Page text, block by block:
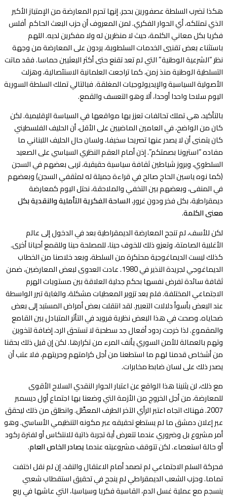
هكذا تضرب السلطة عصفورين بحجر. إنها تحرم المعارضة من الإمتياز الأكبر
الذي تمتلكه، أي الحوار الفكري. لمن المعروف أن حزب البعث الحاكم أفلس
فكريا بكل معاني الكلمة، حيث لا منظرين له ولا مفكرين لديه. اللهم
باستثناء بعض تقنيي الخدمات السلطوية، يردون على المعارضة من وجهة
نظر “الشرعية الوطنية” التي لم تعد تقنع حتى أكثر البعثيين حماسا. فقد ماتت
التسلطية الوطنية منذ زمن، كما تراجعت العلمانية الاستئصالية، وهزلت
الأصولية السياسية والإيديولوجيات المغلقة. فبالتالي تملك السلطة السورية
اليوم سلاحا واحدا أوحدا، ألا وهو التعسف والقمع.
بالتأكيد، هي تملك تحالفات تعزز بها مواقعها في السياسة الإقليمية. لكن
كان من الواضح، في العامين الماضيين على الأقل، أن الحليف الفلسطيني
كان يتمنى أن لا يصدر عنها تصريحا سخيفا، ولسان حال الحليف اللبناني ما
مفاده “استرونا بصمتكم”. إذن أمام العقم النظري السياسي على الصعيد
السلطوي، وبروز شياطين ثقافة سياسية حقيقية، تربى بعضهم في السجن
(كما نوه ياسين الحاج صالح في قراءة جميلة له لمثقفي السجن) وبعضهم
في المنفى، وبعضهم بين التخفي والملاحقة، نحتل اليوم كمعارضة
ديمقراطية، بكل فخر ودون غرور،الساحة الفكرية التأملية والنقدية بكل
معنى الكلمة.
لكن للأسف، لم تنجح المعارضة الديمقراطية بعد في الدخول إلى عالم
الأغلبية الصامتة، وتعزو ذلك للخوف حينا، للمصلحة حينا وللقمع أحيانا أخرى.
كذلك ليست الديماغوجية محتكرة من السلطة، وبعد خلاصنا من الخطاب
الديماغوجي لجريدة النذير في 1980. عادت العدوى لبعض المعارضين، ضمن
ثقافة سائدة تفرض نفسها بحكم جدلية العلاقة بين مستويات الهرم
الاجتماعي المختلفة. فلم يعد تزوير المعطيات مشكلة، والغاية تبرر الواسطة
عند البعض بأسوأ دلالات التعبير. لقد انتقلت بعض أمراض المستبد إلى بعض
ضحاياه. وصحت في هذا البعض نظرية فرويد في التأثر المتبادل بين القامع
والمقموع. لذا خرجت ردود أفعال جد سطحية لا تستحق الرد، إضافة لتخوين
وتهم بالعمالة للأمن السوري يأنف المرء من تكرارها. لكن إن قيل ذلك بحقنا
من أشخاص قدمنا لهم ما استطعنا من أجل كرامتهم وحريتهم، فلا عتب أن
يصدر ذلك على لسان ضابط مخابرات.
مع ذلك، لن يثنينا هذا الواقع عن اعتبار الحوار النقدي السلاح الأقوى
للمعارضة، من أجل الخروج من الأزمة التي وضعنا بها اجتماع أول ديسمبر
2007. فهناك اتجاه اعتبر الرأي الآخر الطرف المعطِّل. وانطلق من ذلك ليحقق
عبر إعلان دمشق ما لم يستطع تحقيقه عبر مكونه التنظيمي الأساسي. وهو
أمر مشروع بل وضروري عندما تتعرض أية تجربة ذاتية للانتكاس أو لفترة ركود
أو حالة استعصاء. لكن تتوقف مشروعيته عندمايصادر الخاص العام.
فحركة السلم الاجتماعي لم تصمد أمام الاعتقال والنقد، إن لم نقل اختفت
تماما. وحزب الشعب الديمقراطي لم ينجح في تحقيق استقطاب شعبي
ينسجم مع عملية غسل الدم، القاسية فكريا وسياسيا، التي عاشها في ربع